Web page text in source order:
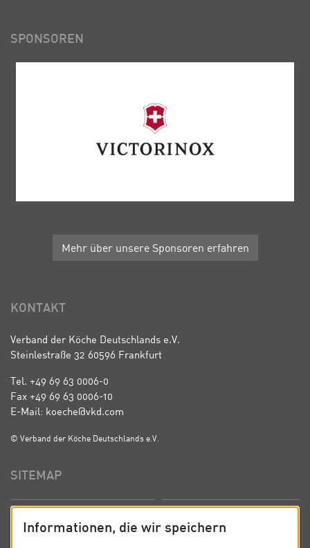
SPONSOREN
Mehr über unsere Sponsoren erfahren
KONTAKT
Verband der Köche Deutschlands e.V.
Steinlestraße 32 60596 Frankfurt
Tel. +49 69 63 0006-0
Fax +49 69 63 0006-10
E-Mail: koeche@vkd.com
© Verband der Köche Deutschlands e.V.
SITEMAP
Informationen, die wir speichern